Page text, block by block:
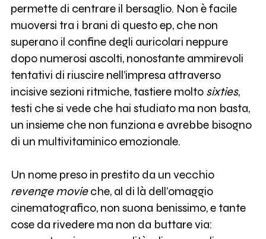
permette di centrare il bersaglio. Non è facile
muoversi tra i brani di questo ep, che non
superano il confine degli auricolari neppure
dopo numerosi ascolti, nonostante ammirevoli
tentativi di riuscire nell’impresa attraverso
incisive sezioni ritmiche, tastiere molto sixties,
testi che si vede che hai studiato ma non basta,
un insieme che non funziona e avrebbe bisogno
di un multivitaminico emozionale.
Un nome preso in prestito da un vecchio
revenge movieche, al di là dell’omaggio
cinematografico, non suona benissimo, e tante
cose da rivedere ma non da buttare via: